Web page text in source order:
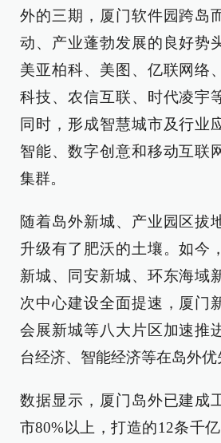
外的三期，厦门软件园跨岛
动、产业蓬勃发展的良好势
美亚柏科、美图、亿联网络
科技、农信互联、时代凌宇
同时，形成智慧城市及行业
智能、数字创意和移动互联
集群。
随着岛外新城、产业园区拔
升级有了肥沃的土壤。如今
新城、同安新城、环东海域
次中心建设全面提速，厦门
会展新城等八大片区加速推
台经济、智能经济等在岛外优
数据显示，厦门岛外已建成
市80%以上，打造的12条千